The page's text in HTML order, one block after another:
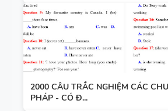
2000 CÂU TRẮC NGHIỆM CÁC
PHÁP - CÓ Đ...